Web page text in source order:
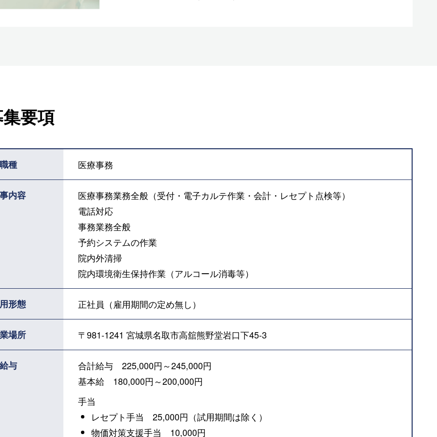
要項
種 医療事務
内容
医療事務業務全般（受付・電子カルテ作業・会計・レセプト点検等）
電話対応
事務業務全般
予約システムの作業
院内外清掃
院内環境衛生保持作業（アルコール消毒等）
形態 正社員（雇用期間の定め無し）
場所 〒981-1241 宮城県名取市高舘熊野堂岩口下45-3
与
合計給与 225,000円～245,000円
基本給 180,000円～200,000円
手当
レセプト手当 25,000円（試用期間は除く）
物価対策支援手当 10,000円